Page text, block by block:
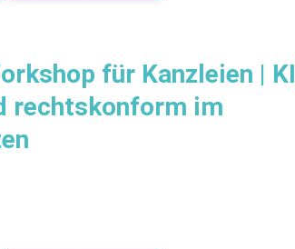
für Kanzleien | KI
rechtskonform im